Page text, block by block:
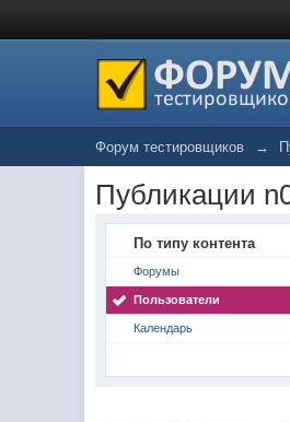
Форум тестировщиков →
Публикации
По типу контента
Форумы
Пользователи
Календарь